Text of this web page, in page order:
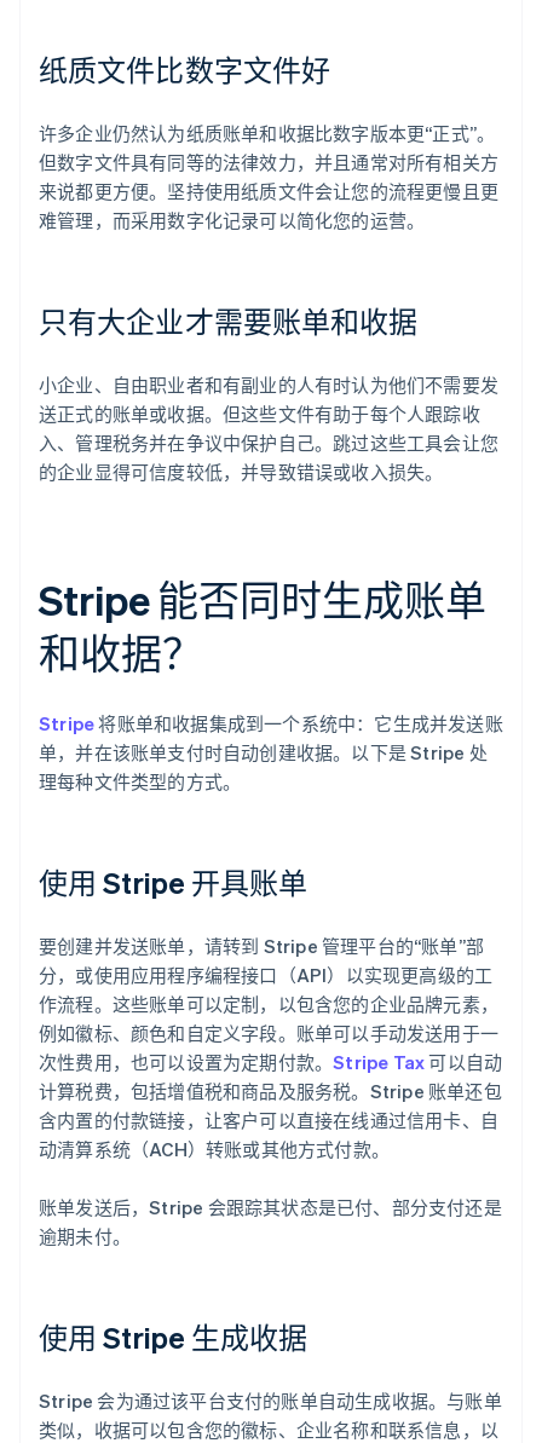
纸质文件比数字文件好
许多企业仍然认为纸质账单和收据比数字版本更“正式”。
但数字文件具有同等的法律效力，并且通常对所有相关方
来说都更方便。坚持使用纸质文件会让您的流程更慢且更
难管理，而采用数字化记录可以简化您的运营。
只有大企业才需要账单和收据
小企业、自由职业者和有副业的人有时认为他们不需要发
送正式的账单或收据。但这些文件有助于每个人跟踪收
入、管理税务并在争议中保护自己。跳过这些工具会让您
的企业显得可信度较低，并导致错误或收入损失。
Stripe 能否同时生成账单
和收据？
Stripe将账单和收据集成到一个系统中：它生成并发送账
单，并在该账单支付时自动创建收据。以下是 Stripe 处
理每种文件类型的方式。
使用 Stripe 开具账单
要创建并发送账单，请转到 Stripe 管理平台的“账单”部
分，或使用应用程序编程接口（API）以实现更高级的工
作流程。这些账单可以定制，以包含您的企业品牌元素，
例如徽标、颜色和自定义字段。账单可以手动发送用于一
次性费用，也可以设置为定期付款。Stripe Tax可以自动
计算税费，包括增值税和商品及服务税。Stripe 账单还包
含内置的付款链接，让客户可以直接在线通过信用卡、自
动清算系统（ACH）转账或其他方式付款。
账单发送后，Stripe 会跟踪其状态是已付、部分支付还是
逾期未付。
使用 Stripe 生成收据
Stripe 会为通过该平台支付的账单自动生成收据。与账单
类似，收据可以包含您的徽标、企业名称和联系信息，以
阿联酋
English
English
澳大利亚
English